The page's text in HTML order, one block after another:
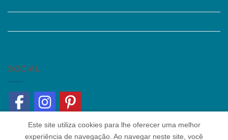
SOCIAL
Este site utiliza cookies para lhe oferecer uma melhor
experiência de navegação. Ao navegar neste site, você